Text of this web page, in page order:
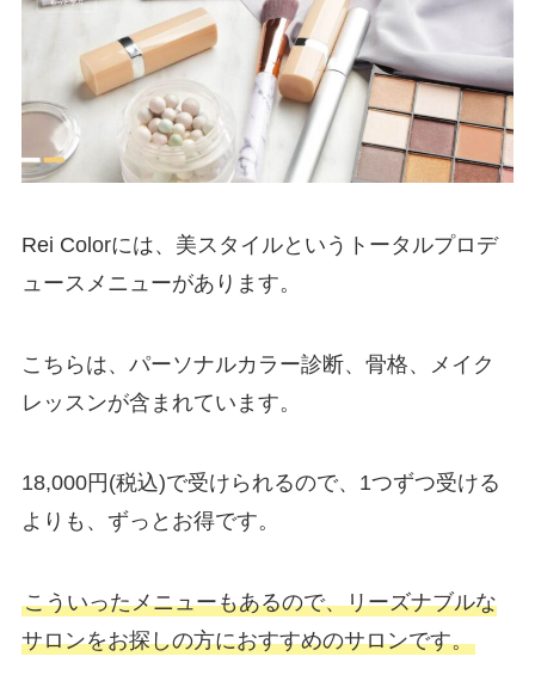
Rei Colorには、美スタイルというトータルプロデ
ュースメニューがあります。
こちらは、パーソナルカラー診断、骨格、メイク
レッスンが含まれています。
18,000円(税込)で受けられるので、1つずつ受ける
よりも、ずっとお得です。
こういったメニューもあるので、リーズナブルな
サロンをお探しの方におすすめのサロンです。